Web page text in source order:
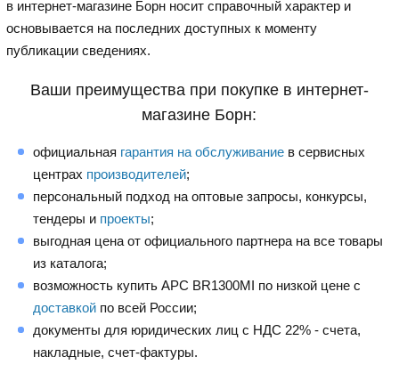
в интернет-магазине Борн носит справочный характер и
основывается на последних доступных к моменту
публикации сведениях.
Ваши преимущества при покупке в интернет-
магазине Борн:
официальная гарантия на обслуживание в сервисных
центрах производителей;
персональный подход на оптовые запросы, конкурсы,
тендеры и проекты;
выгодная цена от официального партнера на все товары
из каталога;
возможность купить APC BR1300MI по низкой цене с
доставкой по всей России;
документы для юридических лиц с НДС 22% - счета,
накладные, счет-фактуры.